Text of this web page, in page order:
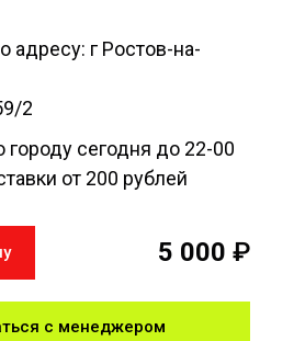
адресу: г Ростов-на-
2
городу сегодня до 22-00
от 200 рублей
5 000 ₽
с менеджером